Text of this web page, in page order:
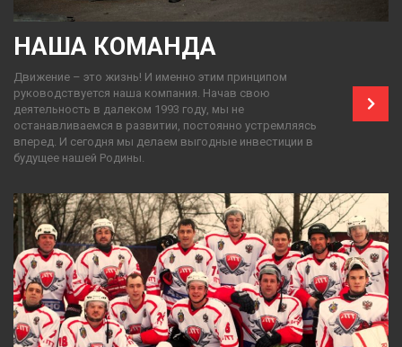
НАША КОМАНДА
Движение – это жизнь! И именно этим принципом
руководствуется наша компания. Начав свою
деятельность в далеком 1993 году, мы не
останавливаемся в развитии, постоянно устремляясь
вперед. И сегодня мы делаем выгодные инвестиции в
будущее нашей Родины.